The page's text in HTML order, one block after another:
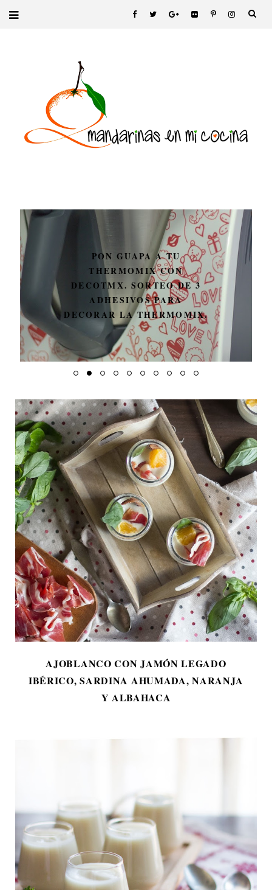
2Mandarinas en mi cocina
PON GUAPA A TU
THERMOMIX CON
DECOTMX. SORTEO DE 3
ADHESIVOS PARA
DECORAR LA THERMOMIX.
AJOBLANCO CON JAMÓN LEGADO
IBÉRICO, SARDINA AHUMADA, NARANJA
Y ALBAHACA